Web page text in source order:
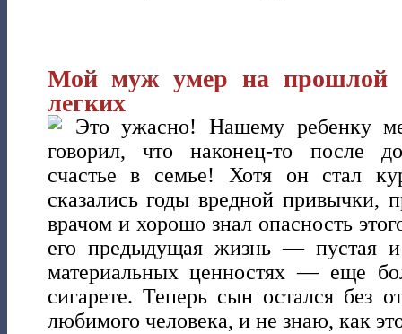
Мой муж умер на прошлой
легких
Это ужасно! Нашему ребенку
говорил, что наконец-то после
счастье в семье! Хотя он стал
сказались годы вредной привычки,
врачом и хорошо знал опасность
его предыдущая жизнь — пустая
материальных ценностях — еще
сигарете. Теперь сын остался без
любимого человека, и не знаю, как